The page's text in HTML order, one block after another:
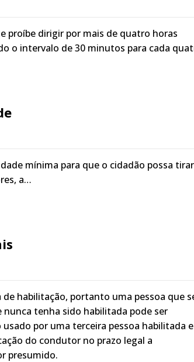
proíbe dirigir por mais de quatro horas
o intervalo de 30 minutos para cada
mínima para que o cidadão possa
a…
habilitação, portanto uma pessoa que
tenha sido habilitada pode ser
por uma terceira pessoa habilitada
do condutor no prazo legal a
presumido.